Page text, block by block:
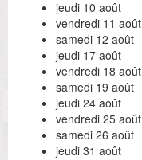
jeudi 10 août
vendredi 11 août
samedi 12 août
jeudi 17 août
vendredi 18 août
samedi 19 août
jeudi 24 août
vendredi 25 août
samedi 26 août
jeudi 31 août